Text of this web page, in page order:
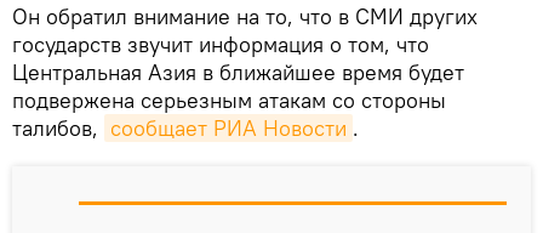
Он обратил внимание на то, что в СМИ других
государств звучит информация о том, что
Центральная Азия в ближайшее время будет
подвержена серьезным атакам со стороны
талибов, сообщает РИА Новости .